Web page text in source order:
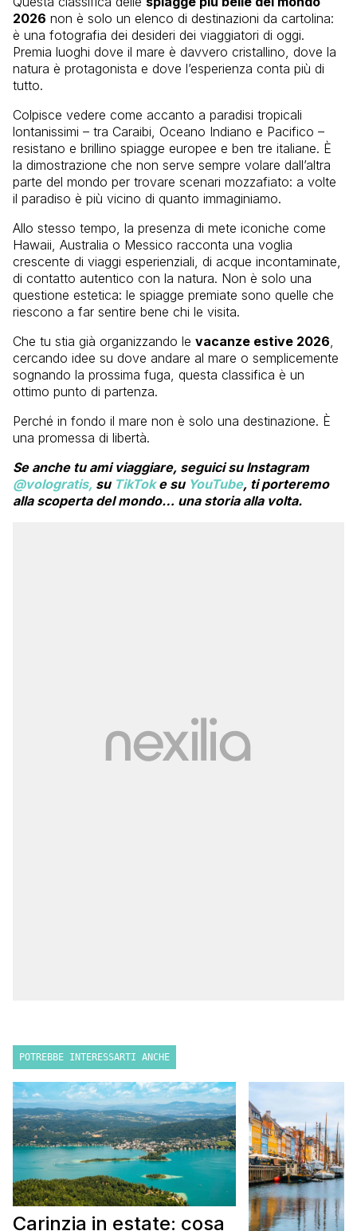
2026 non è solo un elenco di destinazioni da cartolina:
è una fotografia dei desideri dei viaggiatori di oggi.
Premia luoghi dove il mare è davvero cristallino, dove la
natura è protagonista e dove l’esperienza conta più di
tutto.
Colpisce vedere come accanto a paradisi tropicali
lontanissimi – tra Caraibi, Oceano Indiano e Pacifico –
resistano e brillino spiagge europee e ben tre italiane. È
la dimostrazione che non serve sempre volare dall’altra
parte del mondo per trovare scenari mozzafiato: a volte
il paradiso è più vicino di quanto immaginiamo.
Allo stesso tempo, la presenza di mete iconiche come
Hawaii, Australia o Messico racconta una voglia
crescente di viaggi esperienziali, di acque incontaminate,
di contatto autentico con la natura. Non è solo una
questione estetica: le spiagge premiate sono quelle che
riescono a far sentire bene chi le visita.
Che tu stia già organizzando le vacanze estive 2026
cercando idee su dove andare al mare o semplicemente
sognando la prossima fuga, questa classifica è un
ottimo punto di partenza.
Perché in fondo il mare non è solo una destinazione. È
una promessa di libertà.
Se anche tu ami viaggiare, seguici su Instagram
@vologratis, su TikToke su YouTube, ti porteremo
alla scoperta del mondo… una storia alla volta.
POTREBBE INTERESSARTI ANCHE
Carinzia in estate: cosa